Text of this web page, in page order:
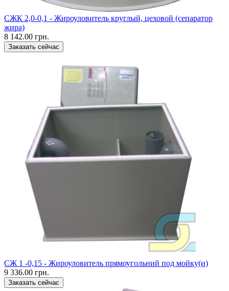
CЖК 2,0-0,1 - Жироуловитель круглый, цеховой (сепаратор
жира)
8 142.00 грн.
Заказать сейчас
CЖ 1 -0,15 - Жироуловитель прямоугольний под мойку(и)
9 336.00 грн.
Заказать сейчас